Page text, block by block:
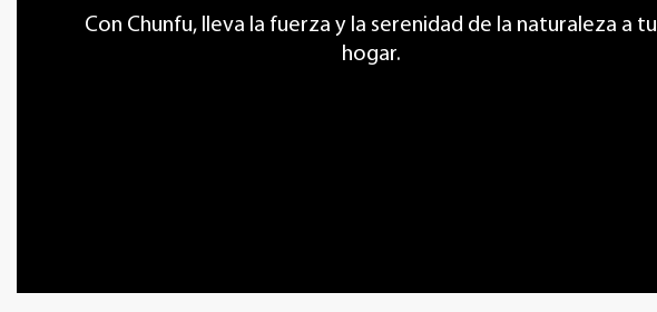
Con Chunfu, lleva la fuerza y ​​la serenidad de la naturaleza a tu
hogar.